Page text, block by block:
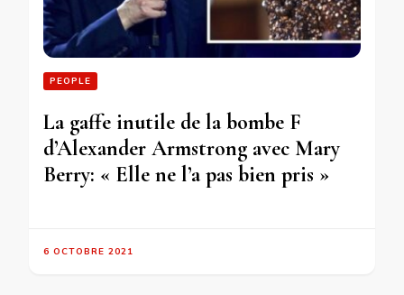
PEOPLE
La gaffe inutile de la bombe F
d’Alexander Armstrong avec Mary
Berry: « Elle ne l’a pas bien pris »
6 OCTOBRE 2021